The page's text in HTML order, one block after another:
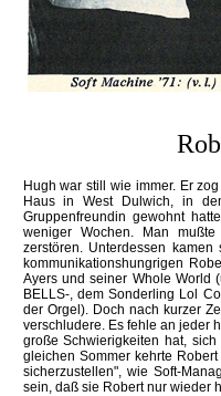
Hugh war still wie immer. Er
Haus in West Dulwich, in
Gruppenfreundin gewohnt
weniger Wochen. Man
zerstören. Unterdessen
kommunikationshungrigen
Ayers und seiner Whole World
BELLS-, dem Sonderling Lol
der Orgel). Doch nach kurzer
verschludere. Es fehle an jeder
große Schwierigkeiten hat,
gleichen Sommer kehrte
sicherzustellen", wie Soft-
sein, daß sie Robert nur wieder